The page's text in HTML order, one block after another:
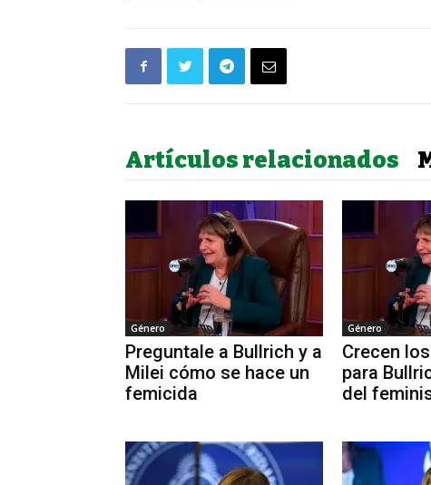
Artículos relacionados
Género
Preguntale a Bullrich y a
Milei cómo se hace un
femicida
Género
Crecen
para
del